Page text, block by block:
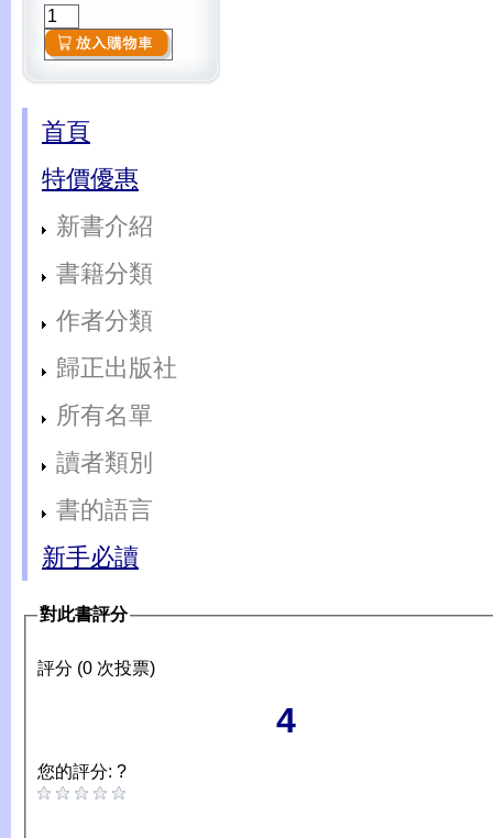
首頁
特價優惠
新書介紹
書籍分類
作者分類
歸正出版社
所有名單
讀者類別
書的語言
新手必讀
對此書評分
評分 (0 次投票)
4
您的評分: ?